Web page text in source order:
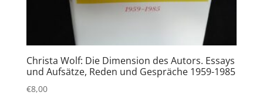
Christa Wolf: Die Dimension des Autors. Essays
und Aufsätze, Reden und Gespräche 1959-1985
€8,00